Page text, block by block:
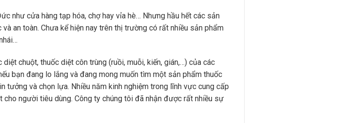
như cửa hàng tạp hóa, chợ hay vỉa hè… Nhưng hầu hết các sản
an toàn. Chưa kể hiện nay trên thị trường có rất nhiều sản phẩm
chuột, thuốc diệt côn trùng (ruồi, muỗi, kiến, gián,…) của các
bạn đang lo lắng và đang mong muốn tìm một sản phẩm thuốc
và chọn lựa. Nhiều năm kinh nghiệm trong lĩnh vực cung cấp
người tiêu dùng. Công ty chúng tôi đã nhận được rất nhiều sự